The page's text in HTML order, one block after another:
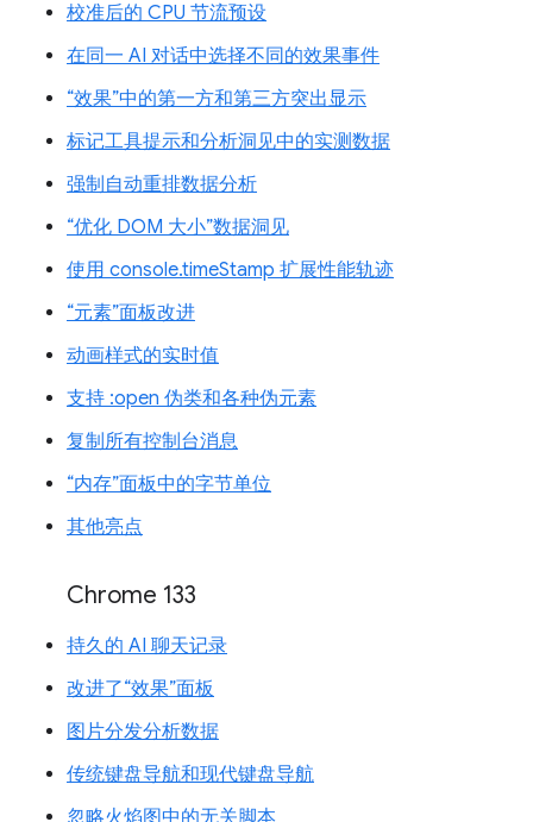
校准后的 CPU 节流预设
在同一 AI 对话中选择不同的效果事件
“效果”中的第一方和第三方突出显示
标记工具提示和分析洞见中的实测数据
强制自动重排数据分析
“优化 DOM 大小”数据洞见
使用 console.timeStamp 扩展性能轨迹
“元素”面板改进
动画样式的实时值
支持 :open 伪类和各种伪元素
复制所有控制台消息
“内存”面板中的字节单位
其他亮点
Chrome 133
持久的 AI 聊天记录
改进了“效果”面板
图片分发分析数据
传统键盘导航和现代键盘导航